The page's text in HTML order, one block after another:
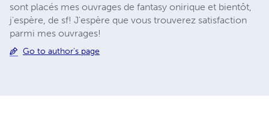
sont placés mes ouvrages de fantasy onirique et bientôt,
j'espère, de sf! J'espère que vous trouverez satisfaction
parmi mes ouvrages!
Go to author's page